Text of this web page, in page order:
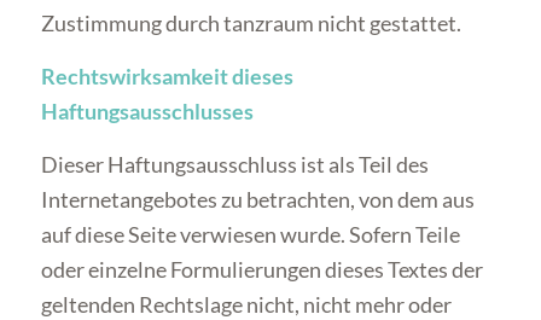
Zustimmung durch tanzraum nicht gestattet.
Rechtswirksamkeit dieses
Haftungsausschlusses
Dieser Haftungsausschluss ist als Teil des
Internetangebotes zu betrachten, von dem aus
auf diese Seite verwiesen wurde. Sofern Teile
oder einzelne Formulierungen dieses Textes der
geltenden Rechtslage nicht, nicht mehr oder